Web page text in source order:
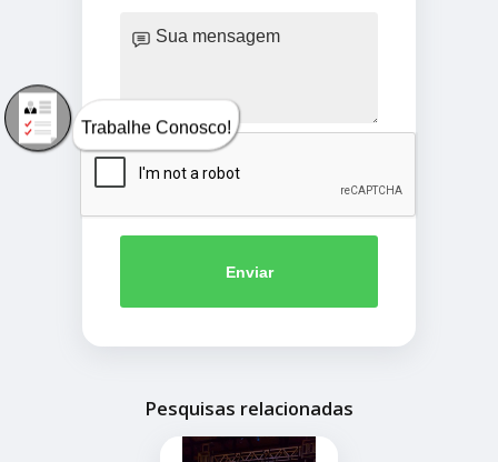
Enviar
Pesquisas relacionadas
Trabalhe Conosco!